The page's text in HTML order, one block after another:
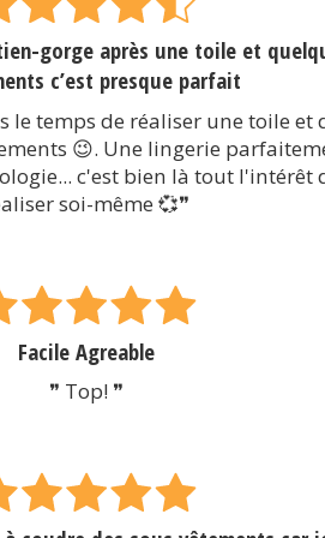
gorge après une toile et
c’est presque parfait
le temps de réaliser une toile et
😉. Une lingerie
c'est bien là tout l'intérêt
soi-même 💞❞
Facile Agreable
❞ Top! ❞